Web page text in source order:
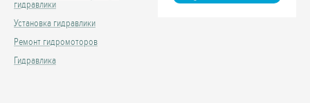
гидравлики
Установка гидравлики
Ремонт гидромоторов
Гидравлика